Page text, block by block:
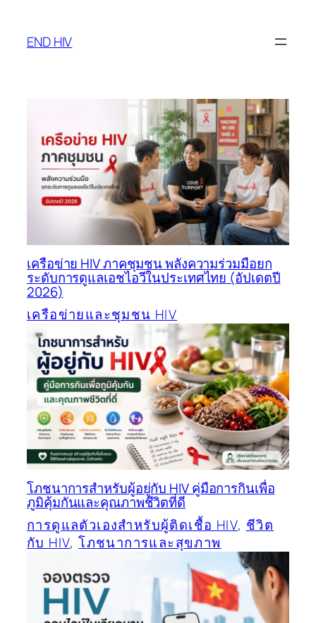
content
END HIV
เครือข่าย HIV ภาคชุมชน พลังความร่วมมือยก
ระดับการดูแลเอชไอวีในประเทศไทย (อัปเดตปี
2026)
เครือข่ายและชุมชน HIV
โภชนาการสำหรับผู้อยู่กับ HIV คู่มือการกินเพื่อ
ภูมิคุ้มกันและคุณภาพชีวิตที่ดี
การดูแลตัวเองสำหรับผู้ติดเชื้อ HIV, ชีวิต
กับ HIV, โภชนาการและสุขภาพ